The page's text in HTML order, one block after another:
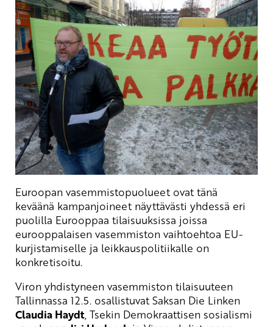
Euroopan vasemmistopuolueet ovat tänä
keväänä kampanjoineet näyttävästi yhdessä eri
puolilla Eurooppaa tilaisuuksissa joissa
eurooppalaisen vasemmiston vaihtoehtoa EU-
kurjistamiselle ja leikkauspolitiikalle on
konkretisoitu.
Viron yhdistyneen vasemmiston tilaisuuteen
Tallinnassa 12.5. osallistuvat Saksan Die Linken
Claudia Haydt, Tsekin Demokraattisen sosialismi